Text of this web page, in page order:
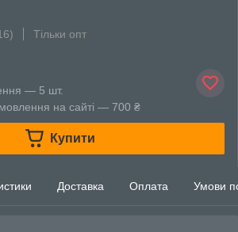
Тільки опт
— 5 шт.
на сайті — 700 ₴
Купити
Доставка Оплата Умови